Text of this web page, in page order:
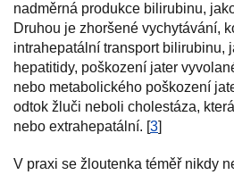
nadměrná produkce bilirubinu,
Druhou je zhoršené vychytávání,
intrahepatální transport bilirubinu,
hepatitidy, poškození jater
nebo metabolického poškození
odtok žluči neboli cholestáza,
nebo extrahepatální. [3]
V praxi se žloutenka téměř nikdy